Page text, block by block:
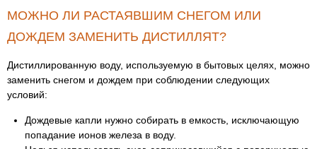
МОЖНО ЛИ РАСТАЯВШИМ СНЕГОМ ИЛИ
ДОЖДЕМ ЗАМЕНИТЬ ДИСТИЛЛЯТ?
Дистиллированную воду, используемую в бытовых целях, можно
заменить снегом и дождем при соблюдении следующих
условий:
Дождевые капли нужно собирать в емкость, исключающую
попадание ионов железа в воду.